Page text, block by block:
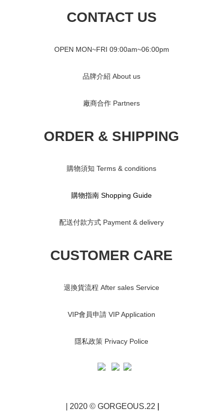
CONTACT US
OPEN MON~FRI 09:00am~06:00pm
品牌介紹 About us
廠商合作 Partners
ORDER & SHIPPING
購物須知 Terms & conditions
購物指南 Shopping Guide
配送付款方式 Payment & delivery
CUSTOMER CARE
退換貨流程 After sales Service
VIP會員申請 VIP Application
隱私政策 Privacy Police
| 2020 © GORGEOUS.22